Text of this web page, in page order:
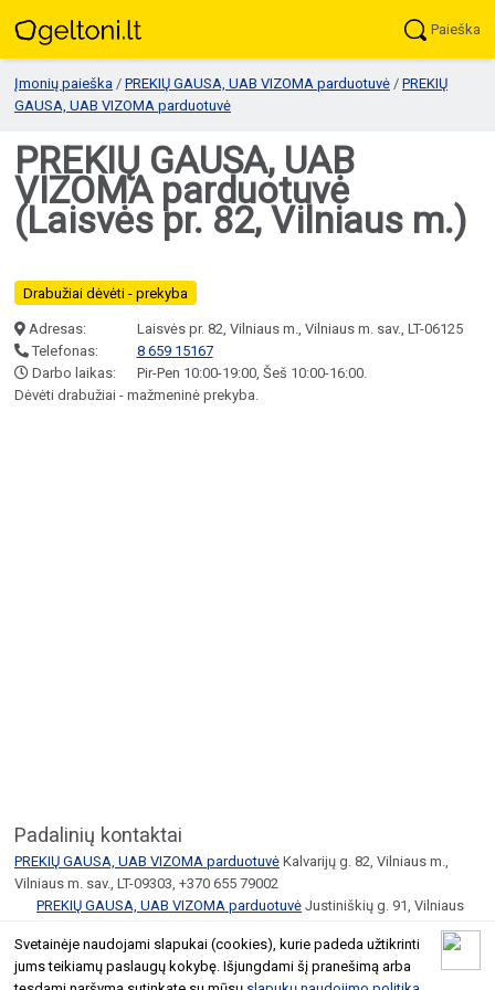
Svetainėje naudojami slapukai (cookies), kurie padeda užtikrinti
jums teikiamų paslaugų kokybę. Išjungdami šį pranešimą arba
Paieška
Įmonių paieška / PREKIŲ GAUSA, UAB VIZOMA parduotuvė / PREKIŲ
GAUSA, UAB VIZOMA parduotuvė
PREKIŲ GAUSA, UAB
VIZOMA parduotuvė
(Laisvės pr. 82, Vilniaus m.)
Drabužiai dėvėti - prekyba
Adresas:
Laisvės pr. 82, Vilniaus m., Vilniaus m. sav., LT-06125
Telefonas:
8 659 15167
Darbo laikas:
Pir-Pen 10:00-19:00, Šeš 10:00-16:00.
Dėvėti drabužiai - mažmeninė prekyba.
Padalinių kontaktai
PREKIŲ GAUSA, UAB VIZOMA parduotuvė Kalvarijų g. 82, Vilniaus m.,
Vilniaus m. sav., LT-09303, +370 655 79002
PREKIŲ GAUSA, UAB VIZOMA parduotuvė Justiniškių g. 91, Vilniaus
© 2026 Geltoni.lt